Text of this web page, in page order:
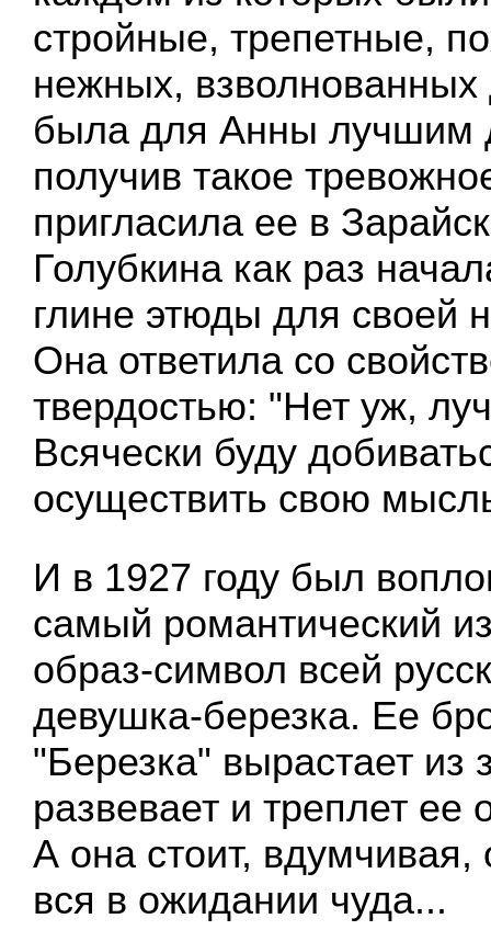
стройные, трепетные,
нежных,
была для Анны лучшим
получив такое
пригласила ее в
Голубкина как раз
глине этюды для своей
Она ответила со
твердостью: "Нет уж,
Всячески буду
осуществить свою
И в 1927 году был
самый романтический
образ-символ всей
девушка-березка. Ее
"Березка" вырастает из
развевает и треплет
А она стоит, вдумчивая,
вся в ожидании чуда...